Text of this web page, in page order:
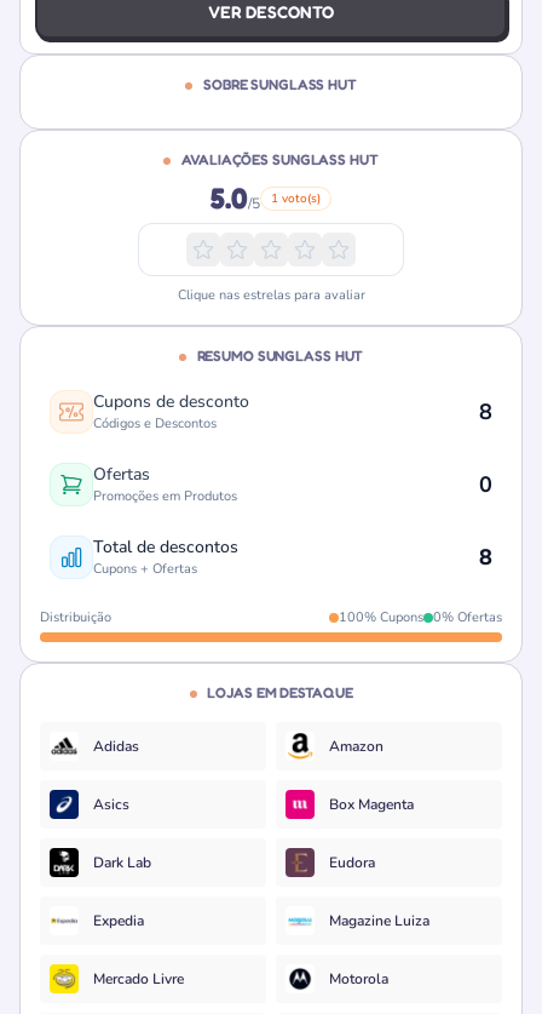
VER DESCONTO
SOBRE SUNGLASS HUT
AVALIAÇÕES SUNGLASS HUT
5.0/5 1 voto(s)
Clique nas estrelas para avaliar
RESUMO SUNGLASS HUT
Cupons de desconto
Códigos e Descontos 8
Ofertas
Promoções em Produtos 0
Total de descontos
Cupons + Ofertas 8
Distribuição 100% Cupons 0% Ofertas
LOJAS EM DESTAQUE
Adidas Amazon
Asics Box Magenta
Dark Lab Eudora
Expedia Magazine Luiza
Mercado Livre Motorola